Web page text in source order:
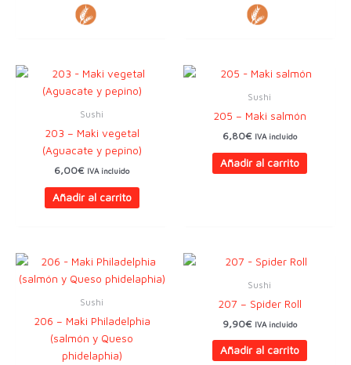
Sushi
203 – Maki vegetal
(Aguacate y pepino)
6,00€ IVA incluido
Añadir al carrito
Sushi
205 – Maki salmón
6,80€ IVA incluido
Añadir al carrito
Sushi
206 – Maki Philadelphia
(salmón y Queso
phidelaphia)
Sushi
207 – Spider Roll
9,90€ IVA incluido
Añadir al carrito